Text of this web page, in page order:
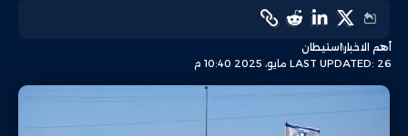
LAST UPDATED: 26 مايو، 2025 10:40 م
أهم الاخباراستيطان